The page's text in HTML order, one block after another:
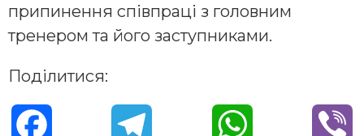
припинення співпраці з головним
тренером та його заступниками.
Поділитися: